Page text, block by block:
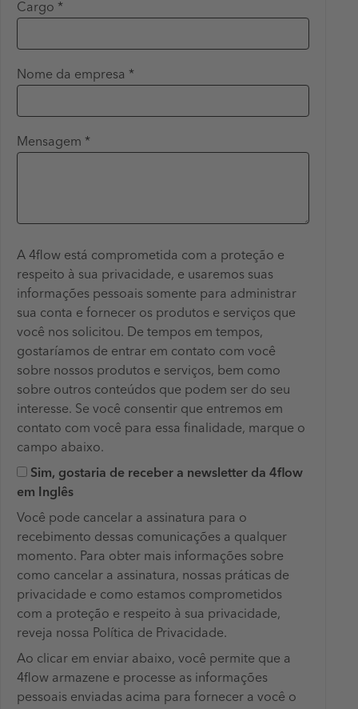
Cargo *
Nome da empresa *
Mensagem *
A 4flow está comprometida com a proteção e
respeito à sua privacidade, e usaremos suas
informações pessoais somente para administrar
sua conta e fornecer os produtos e serviços que
você nos solicitou. De tempos em tempos,
gostaríamos de entrar em contato com você
sobre nossos produtos e serviços, bem como
sobre outros conteúdos que podem ser do seu
interesse. Se você consentir que entremos em
contato com você para essa finalidade, marque o
campo abaixo.
Sim, gostaria de receber a newsletter da 4flow
em Inglês
Você pode cancelar a assinatura para o
recebimento dessas comunicações a qualquer
momento. Para obter mais informações sobre
como cancelar a assinatura, nossas práticas de
privacidade e como estamos comprometidos
com a proteção e respeito à sua privacidade,
reveja nossa Política de Privacidade.
Ao clicar em enviar abaixo, você permite que a
4flow armazene e processe as informações
pessoais enviadas acima para fornecer a você o